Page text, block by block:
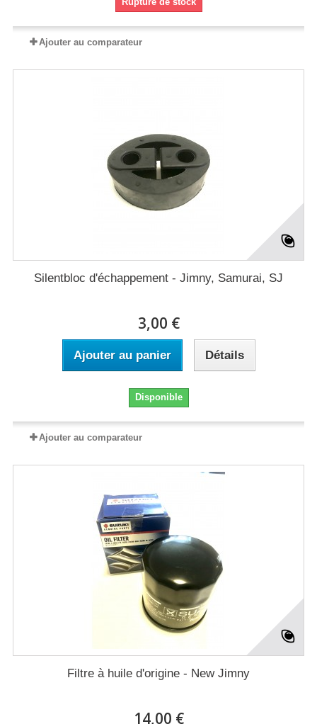
Ajouter au comparateur
Silentbloc d'échappement - Jimny, Samurai, SJ
3,00 €
Ajouter au panier Détails
Disponible
Ajouter au comparateur
Filtre à huile d'origine - New Jimny
14,00 €